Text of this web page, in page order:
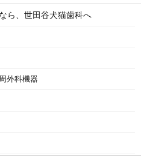
ら、世田谷犬猫歯科へ
外科機器